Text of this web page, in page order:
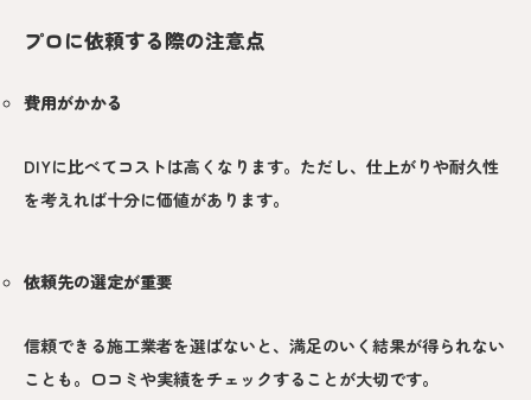
プロに依頼する際の注意点
費用がかかる
DIYに比べてコストは高くなります。ただし、仕上がりや耐久性
を考えれば十分に価値があります。
依頼先の選定が重要
信頼できる施工業者を選ばないと、満足のいく結果が得られない
ことも。口コミや実績をチェックすることが大切です。